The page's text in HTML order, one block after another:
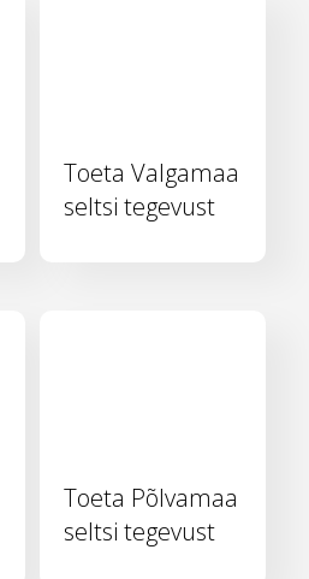
Toeta Valgamaa
seltsi tegevust
Toeta Põlvamaa
seltsi tegevust